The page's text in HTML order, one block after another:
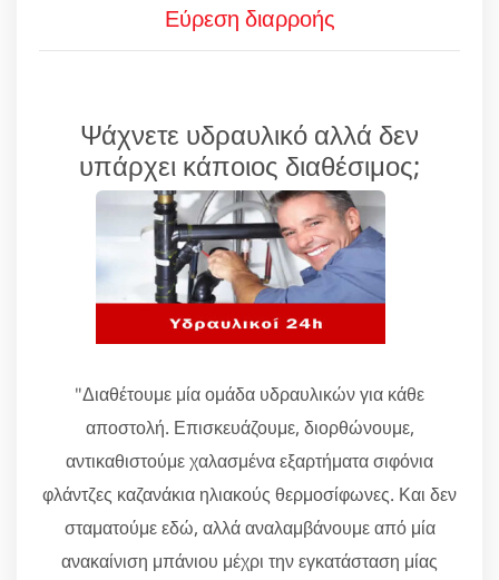
Εύρεση διαρροής
Ψάχνετε υδραυλικό αλλά δεν
υπάρχει κάποιος διαθέσιμος;
"Διαθέτουμε μία ομάδα υδραυλικών για κάθε
αποστολή. Επισκευάζουμε, διορθώνουμε,
αντικαθιστούμε χαλασμένα εξαρτήματα σιφόνια
φλάντζες καζανάκια ηλιακούς θερμοσίφωνες. Και δεν
σταματούμε εδώ, αλλά αναλαμβάνουμε από μία
ανακαίνιση μπάνιου μέχρι την εγκατάσταση μίας